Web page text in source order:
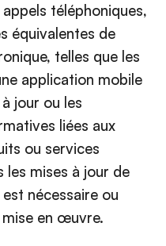
téléphoniques,
équivalentes de
telles que les
application mobile
jour ou les
liées aux
ou services
mises à jour de
nécessaire ou
en œuvre.